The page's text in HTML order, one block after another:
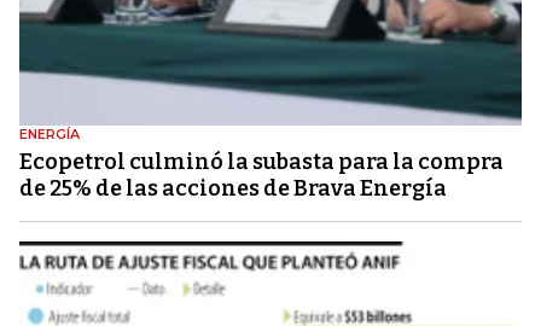
ENERGÍA
Ecopetrol culminó la subasta para la compra
de 25% de las acciones de Brava Energía